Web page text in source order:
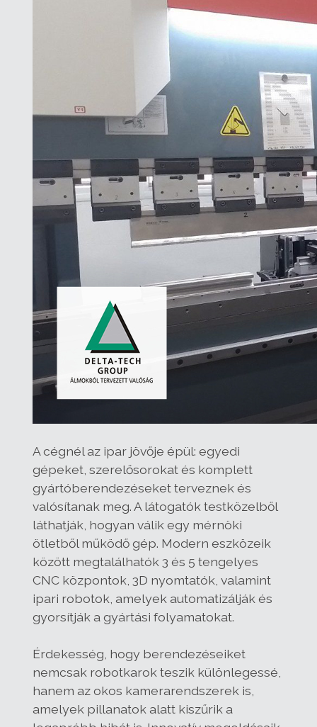
A cégnél az ipar jövője épül: egyedi
gépeket, szerelősorokat és komplett
gyártóberendezéseket terveznek és
valósítanak meg. A látogatók testközelből
láthatják, hogyan válik egy mérnöki
ötletből működő gép. Modern eszközeik
között megtalálhatók 3 és 5 tengelyes
CNC központok, 3D nyomtatók, valamint
ipari robotok, amelyek automatizálják és
gyorsítják a gyártási folyamatokat.
Érdekesség, hogy berendezéseiket
nemcsak robotkarok teszik különlegessé,
hanem az okos kamerarendszerek is,
amelyek pillanatok alatt kiszűrik a